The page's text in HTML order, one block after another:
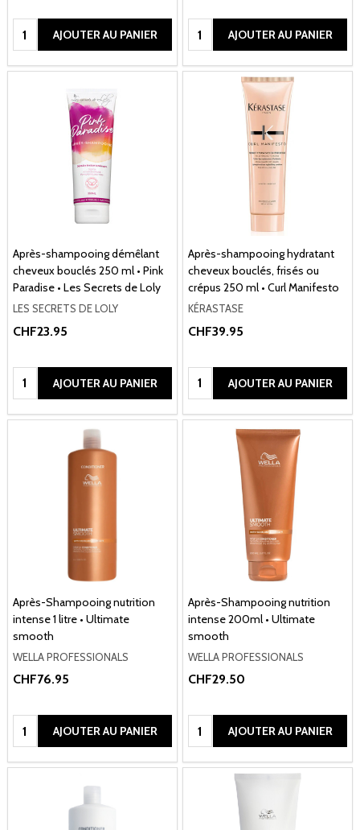
Quantité:AJOUTER AU PANIER Quantité:AJOUTER AU PANIER
Après-shampooing démêlant
cheveux bouclés 250 ml • Pink
Paradise • Les Secrets de Loly
LES SECRETS DE LOLY
CHF23.95
Quantité:AJOUTER AU PANIER
Après-shampooing hydratant
cheveux bouclés, frisés ou
crépus 250 ml • Curl Manifesto
KÉRASTASE
CHF39.95
Quantité:AJOUTER AU PANIER
Après-Shampooing nutrition
intense 1 litre • Ultimate
smooth
WELLA PROFESSIONALS
CHF76.95
Quantité:AJOUTER AU PANIER
Après-Shampooing nutrition
intense 200ml • Ultimate
smooth
WELLA PROFESSIONALS
CHF29.50
Quantité:AJOUTER AU PANIER